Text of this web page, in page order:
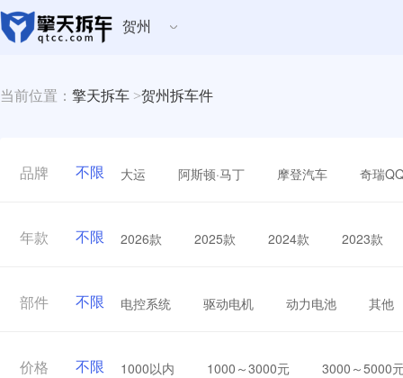
贺州
当前位置： 擎天拆车 >贺州拆车件
品牌 不限 大运 阿斯顿·马丁 摩登汽车 奇瑞
年款 不限 2026款 2025款 2024款 2023款
部件 不限 电控系统 驱动电机 动力电池 其他
价格 不限 1000以内 1000～3000元 3000～5000